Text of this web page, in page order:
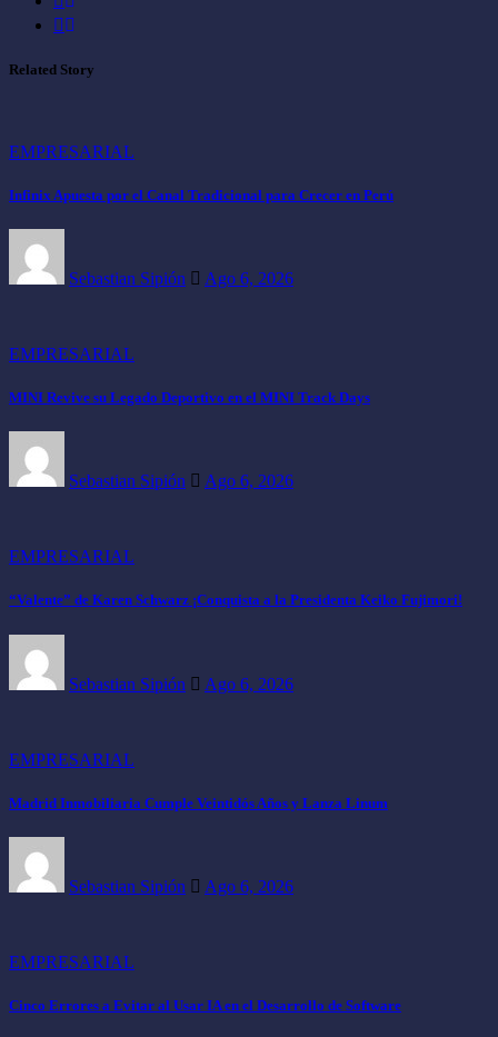
Related Story
EMPRESARIAL
Infinix Apuesta por el Canal Tradicional para Crecer en Perú
Sebastian Sipión Ago 6, 2026
EMPRESARIAL
MINI Revive su Legado Deportivo en el MINI Track Days
Sebastian Sipión Ago 6, 2026
EMPRESARIAL
“Valente” de Karen Schwarz ¡Conquista a la Presidenta Keiko Fujimori!
Sebastian Sipión Ago 6, 2026
EMPRESARIAL
Madrid Inmobiliaria Cumple Veintidós Años y Lanza Linum
Sebastian Sipión Ago 6, 2026
EMPRESARIAL
Cinco Errores a Evitar al Usar IA en el Desarrollo de Software